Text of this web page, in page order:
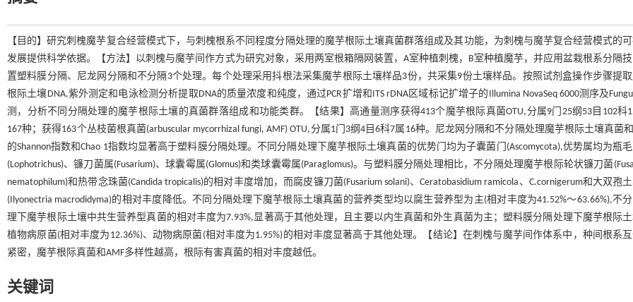
【目的】研究刺槐魔芋复合经营模式下，与刺槐根系不同程度分隔处理的魔芋根际土壤真菌群落组成及其功能，为刺槐与魔芋复合经营模式的
发展提供科学依据。【方法】以刺槐与魔芋间作方式为研究对象，采用两室根箱隔网装置，A室种植刺槐，B室种植魔芋，并应用盆栽根系分隔
置塑料膜分隔、尼龙网分隔和不分隔3个处理。每个处理采用抖根法采集魔芋根际土壤样品3份，共采集9份土壤样品。按照试剂盒操作步骤提
根际土壤DNA,紫外测定和电泳检测分析提取DNA的质量浓度和纯度，通过PCR扩增和ITS rDNA区域标记扩增子的Illumina NovaSeq 6000测序及
测，分析不同分隔处理的魔芋根际土壤的真菌群落组成和功能类群。【结果】高通量测序获得413个魔芋根际真菌OTU,分属9门25纲53目102科
167种；获得163个丛枝菌根真菌(arbuscular mycorrhizal fungi, AMF) OTU,分属1门3纲4目6科7属16种。尼龙网分隔和不分隔处理魔芋根际土壤真菌
的Shannon指数和Chao 1指数均显著高于塑料膜分隔处理。不同分隔处理下魔芋根际土壤真菌的优势门均为子囊菌门(Ascomycota),优势属均为瓶
(Lophotrichus)、镰刀菌属(Fusarium)、球囊霉属(Glomus)和类球囊霉属(Paraglomus)。与塑料膜分隔处理相比，不分隔处理魔芋根际轮状镰刀菌
nematophilum)和热带念珠菌(Candida tropicalis)的相对丰度增加，而腐皮镰刀菌(Fusarium solani)、Ceratobasidium ramicola、C.cornigerum和大双孢
(Ilyonectria macrodidyma)的相对丰度降低。不同分隔处理下魔芋根际土壤真菌的营养类型均以腐生营养型为主(相对丰度为41.52%～63.66%),不
理下魔芋根际土壤中共生营养型真菌的相对丰度为7.93%,显著高于其他处理，且主要以内生真菌和外生真菌为主；塑料膜分隔处理下魔芋根际
植物病原菌(相对丰度为12.36%)、动物病原菌(相对丰度为1.95%)的相对丰度显著高于其他处理。【结论】在刺槐与魔芋间作体系中，种间根系
紧密，魔芋根际真菌和AMF多样性越高，根际有害真菌的相对丰度越低。
关键词